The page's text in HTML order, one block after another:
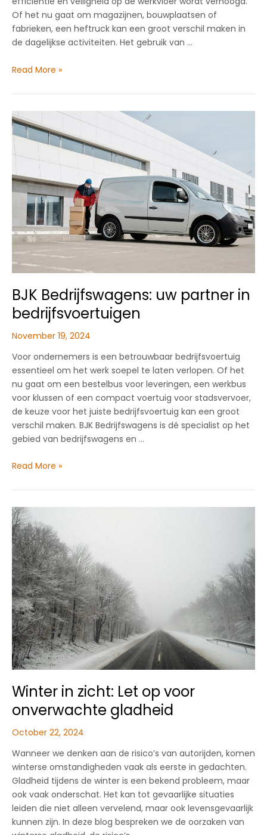
Of het nu gaat om magazijnen, bouwplaatsen of
fabrieken, een heftruck kan een groot verschil maken in
de dagelijkse activiteiten. Het gebruik van …
Heftruck
de
werkvloer
Read More »
BJK Bedrijfswagens: uw partner in
bedrijfsvoertuigen
November 19, 2024
Voor ondernemers is een betrouwbaar bedrijfsvoertuig
essentieel om het werk soepel te laten verlopen. Of het
nu gaat om een bestelbus voor leveringen, een werkbus
voor klussen of een compact voertuig voor stadsvervoer,
de keuze voor het juiste bedrijfsvoertuig kan een groot
verschil maken. BJK Bedrijfswagens is dé specialist op het
gebied van bedrijfswagens en …
BJK
uw
partner
in
bedrijfsvoertuigen
Read More »
Winter in zicht: Let op voor
onverwachte gladheid
October 22, 2024
Wanneer we denken aan de risico’s van autorijden, komen
winterse omstandigheden vaak als eerste in gedachten.
Gladheid tijdens de winter is een bekend probleem, maar
ook vaak onderschat. Het kan tot gevaarlijke situaties
leiden die niet alleen vervelend, maar ook levensgevaarlijk
kunnen zijn. In deze blog bespreken we de oorzaken van